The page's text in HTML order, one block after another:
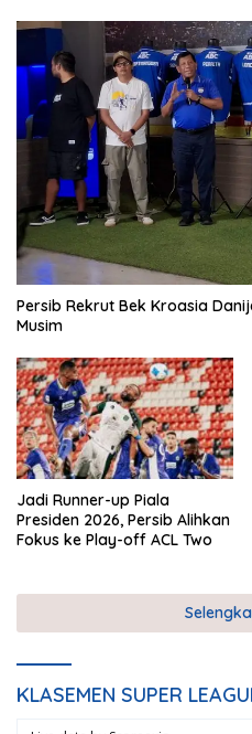
Persib Rekrut Bek Kroasia
Musim
Jadi Runner-up Piala
Presiden 2026, Persib Alihkan
Fokus ke Play-off ACL Two
KLASEMEN SUPER